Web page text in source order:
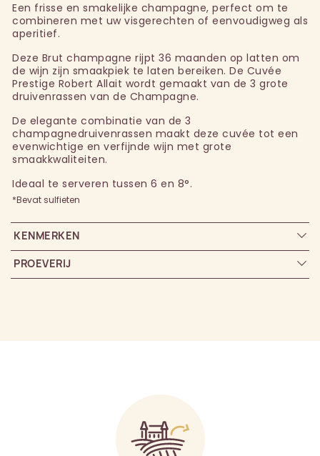
Een frisse en smakelijke champagne, perfect om te
combineren met uw visgerechten of eenvoudigweg als
aperitief.
Deze Brut champagne rijpt 36 maanden op latten om
de wijn zijn smaakpiek te laten bereiken. De Cuvée
Prestige Robert Allait wordt gemaakt van de 3 grote
druivenrassen van de Champagne.
De elegante combinatie van de 3
champagnedruivenrassen maakt deze cuvée tot een
evenwichtige en verfijnde wijn met grote
smaakkwaliteiten.
Ideaal te serveren tussen 6 en 8°.
*Bevat sulfieten
KENMERKEN
PROEVERIJ